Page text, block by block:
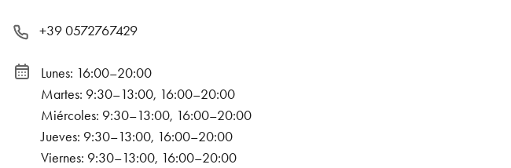
+39 0572767429
Lunes: 16:00–20:00
Martes: 9:30–13:00, 16:00–20:00
Miércoles: 9:30–13:00, 16:00–20:00
Jueves: 9:30–13:00, 16:00–20:00
Viernes: 9:30–13:00, 16:00–20:00